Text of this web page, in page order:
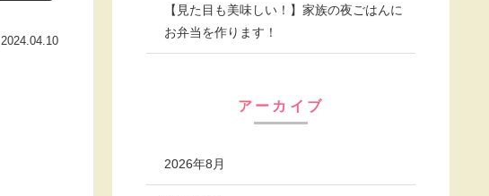
2024.04.10
【見た目も美味しい！】家族の夜ごはんに
お弁当を作ります！
アーカイブ
2026年8月